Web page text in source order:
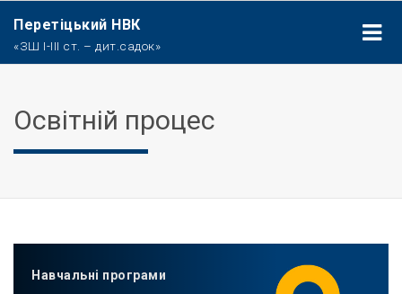
Перетіцький НВК
«ЗШ І-ІІІ ст. – дит.садок»
Освітній процес
Навчальні програми